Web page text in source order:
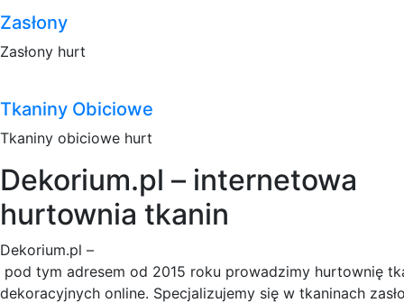
Zasłony
Zasłony hurt
Tkaniny Obiciowe
Tkaniny obiciowe hurt
Dekorium.pl – internetowa
hurtownia tkanin
Dekorium.pl –
pod tym adresem od 2015 roku prowadzimy hurtownię
dekoracyjnych online. Specjalizujemy się w tkaninach